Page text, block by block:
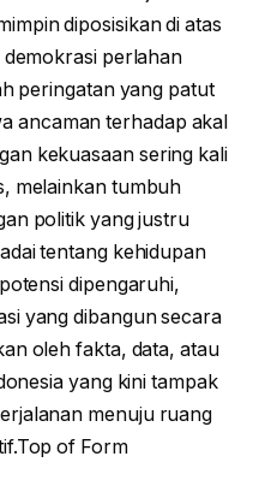
diposisikan di atas
perlahan
peringatan yang patut
ancaman terhadap akal
kekuasaan sering kali
melainkan tumbuh
politik yang justru
tentang kehidupan
dipengaruhi,
yang dibangun secara
oleh fakta, data, atau
yang kini tampak
menuju ruang
of Form